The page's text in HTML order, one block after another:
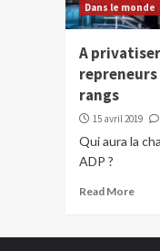
Dans le monde
A
rangs
15 avril 2019
Qui aura la
ADP ?
Read More